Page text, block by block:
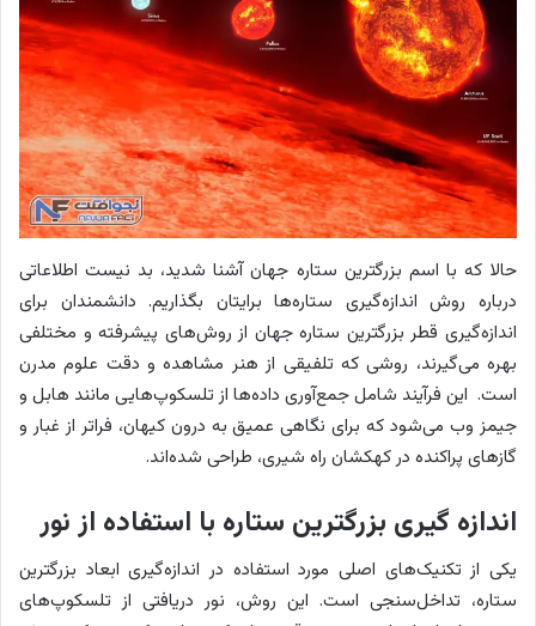
حالا که با اسم بزرگترین ستاره جهان آشنا شدید، بد نیست اطلاعاتی
درباره روش اندازه‌گیری ستاره‌ها برایتان بگذاریم. دانشمندان برای
اندازه‌گیری قطر بزرگترین ستاره جهان از روش‌های پیشرفته و مختلفی
بهره می‌گیرند، روشی که تلفیقی از هنر مشاهده و دقت علوم مدرن
است. این فرآیند شامل جمع‌آوری داده‌ها از تلسکوپ‌هایی مانند هابل و
جیمز وب می‌شود که برای نگاهی عمیق به درون کیهان، فراتر از غبار و
گازهای پراکنده در کهکشان راه شیری، طراحی شده‌اند.
اندازه گیری بزرگترین ستاره با استفاده از نور
یکی از تکنیک‌های اصلی مورد استفاده در اندازه‌گیری ابعاد بزرگترین
ستاره، تداخل‌سنجی است. این روش، نور دریافتی از تلسکوپ‌های